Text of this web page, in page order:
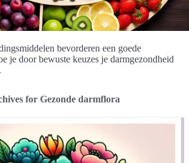
bevorderen een goede
je door bewuste keuzes je darmgezondheid
for Gezonde darmflora